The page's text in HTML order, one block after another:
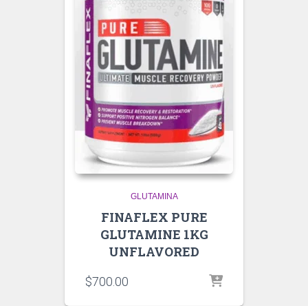
GLUTAMINA
FINAFLEX PURE
GLUTAMINE 1KG
UNFLAVORED
$700.00